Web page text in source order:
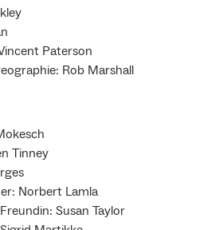
Paterson
Rob Marshall
Tinney
Norbert Lamla
Susan Taylor